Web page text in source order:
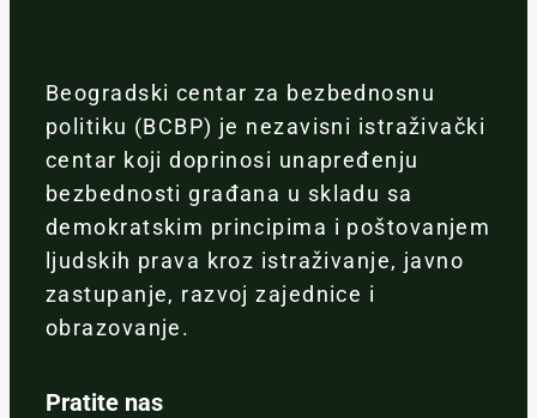
Beogradski centar za bezbednosnu
politiku (BCBP) je nezavisni istraživački
centar koji doprinosi unapređenju
bezbednosti građana u skladu sa
demokratskim principima i poštovanjem
ljudskih prava kroz istraživanje, javno
zastupanje, razvoj zajednice i
obrazovanje.
Pratite nas